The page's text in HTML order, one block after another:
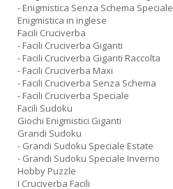
- Enigmistica Senza Schema Speciale
Enigmistica in inglese
Facili Cruciverba
- Facili Cruciverba Giganti
- Facili Cruciverba Giganti Raccolta
- Facili Cruciverba Maxi
- Facili Cruciverba Senza Schema
- Facili Cruciverba Speciale
Facili Sudoku
Giochi Enigmistici Giganti
Grandi Sudoku
- Grandi Sudoku Speciale Estate
- Grandi Sudoku Speciale Inverno
Hobby Puzzle
I Cruciverba Facili